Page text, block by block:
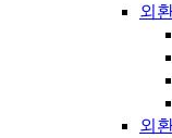
외
외